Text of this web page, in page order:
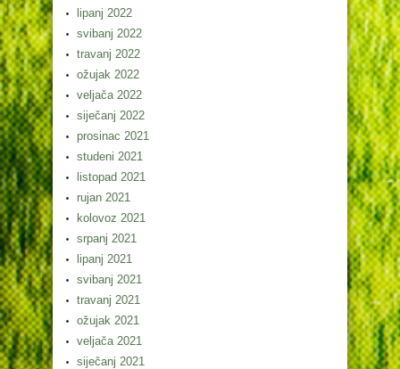
lipanj 2022
svibanj 2022
travanj 2022
ožujak 2022
veljača 2022
siječanj 2022
prosinac 2021
studeni 2021
listopad 2021
rujan 2021
kolovoz 2021
srpanj 2021
lipanj 2021
svibanj 2021
travanj 2021
ožujak 2021
veljača 2021
siječanj 2021